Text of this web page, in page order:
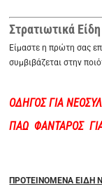
Στρατιωτικά
Είμαστε η πρώτη σας
συμβιβάζεται στην
ΟΔΗΓΟΣ ΓΙΑ
ΠΑΩ ΦΑΝΤΑΡΟΣ
ΠΡΟΤΕΙΝΟΜΕΝΑ ΕΙΔΗ